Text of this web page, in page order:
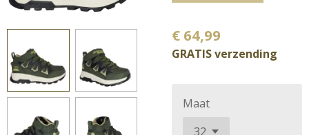
€ 64,99
GRATIS verzending
Maat